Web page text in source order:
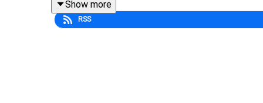
quelque chose que la perfection ne peut pas
Show more
RSS